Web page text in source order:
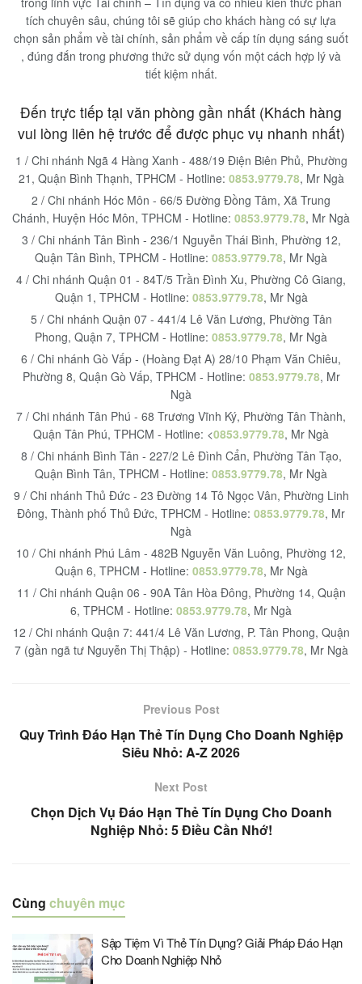
tích chuyên sâu, chúng tôi sẽ giúp cho khách hàng có sự lựa
chọn sản phẩm về tài chính, sản phẩm về cấp tín dụng sáng suốt
, đúng đắn trong phương thức sử dụng vốn một cách hợp lý và
tiết kiệm nhất.
Đến trực tiếp tại văn phòng gần nhất (Khách hàng
vui lòng liên hệ trước để được phục vụ nhanh nhất)
1 / Chi nhánh Ngã 4 Hàng Xanh - 488/19 Điện Biên Phủ, Phường
21, Quận Bình Thạnh, TPHCM - Hotline: 0853.9779.78, Mr Ngà
2 / Chi nhánh Hóc Môn - 66/5 Đường Đồng Tâm, Xã Trung
Chánh, Huyện Hóc Môn, TPHCM - Hotline: 0853.9779.78, Mr Ngà
3 / Chi nhánh Tân Bình - 236/1 Nguyễn Thái Bình, Phường 12,
Quận Tân Bình, TPHCM - Hotline: 0853.9779.78, Mr Ngà
4 / Chi nhánh Quận 01 - 84T/5 Trần Đình Xu, Phường Cô Giang,
Quận 1, TPHCM - Hotline: 0853.9779.78, Mr Ngà
5 / Chi nhánh Quận 07 - 441/4 Lê Văn Lương, Phường Tân
Phong, Quận 7, TPHCM - Hotline: 0853.9779.78, Mr Ngà
6 / Chi nhánh Gò Vấp - (Hoàng Đạt A) 28/10 Phạm Văn Chiêu,
Phường 8, Quận Gò Vấp, TPHCM - Hotline: 0853.9779.78, Mr
Ngà
7 / Chi nhánh Tân Phú - 68 Trương Vĩnh Ký, Phường Tân Thành,
Quận Tân Phú, TPHCM - Hotline: <0853.9779.78, Mr Ngà
8 / Chi nhánh Bình Tân - 227/2 Lê Đình Cẩn, Phường Tân Tạo,
Quận Bình Tân, TPHCM - Hotline: 0853.9779.78, Mr Ngà
9 / Chi nhánh Thủ Đức - 23 Đường 14 Tô Ngọc Vân, Phường Linh
Đông, Thành phố Thủ Đức, TPHCM - Hotline: 0853.9779.78, Mr
Ngà
10 / Chi nhánh Phú Lâm - 482B Nguyễn Văn Luông, Phường 12,
Quận 6, TPHCM - Hotline: 0853.9779.78, Mr Ngà
11 / Chi nhánh Quận 06 - 90A Tân Hòa Đông, Phường 14, Quận
6, TPHCM - Hotline: 0853.9779.78, Mr Ngà
12 / Chi nhánh Quận 7: 441/4 Lê Văn Lương, P. Tân Phong, Quận
7 (gần ngã tư Nguyễn Thị Thập) - Hotline: 0853.9779.78, Mr Ngà
Previous Post
Quy Trình Đáo Hạn Thẻ Tín Dụng Cho Doanh Nghiệp
Siêu Nhỏ: A-Z 2026
Next Post
Chọn Dịch Vụ Đáo Hạn Thẻ Tín Dụng Cho Doanh
Nghiệp Nhỏ: 5 Điều Cần Nhớ!
Cùng chuyên mục
Sập Tiệm Vì Thẻ Tín Dụng? Giải Pháp Đáo Hạn
Cho Doanh Nghiệp Nhỏ